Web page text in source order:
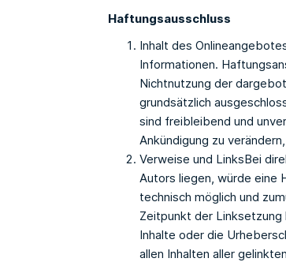
Haftungsausschluss
Inhalt des
Informationen.
Nichtnutzung der
grundsätzlich
sind freibleibend und
Ankündigung zu
Verweise und LinksBei
Autors liegen, würde eine
technisch möglich und
Zeitpunkt der Linksetzung
Inhalte oder die
allen Inhalten aller